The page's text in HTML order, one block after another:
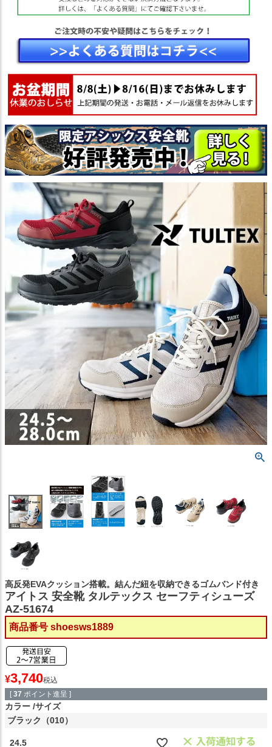
高反発EVAクッション搭載。結んだ紐を収納できるゴムバンド付き
アイトス 安全靴 タルテックス セーフティシューズ
AZ-51674
商品番号 shoesws1889
¥3,740税込
[ 37 ポイント進呈 ]
カラー サイズ
ブラック（010）
24.5